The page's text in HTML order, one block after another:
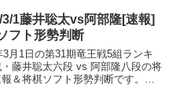
1藤井聡太vs阿部隆[速報]
フト形勢判断
3月1日の第31期竜王戦5組ランキ
・藤井聡太六段 vs 阿部隆八段の将
＆将棋ソフト形勢判断です。棋